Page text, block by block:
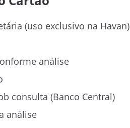
(uso exclusivo na Havan)
análise
consulta (Banco Central)
análise